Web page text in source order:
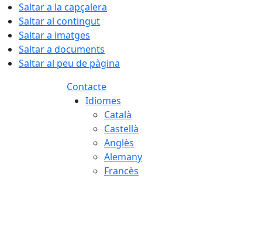
Saltar a la capçalera
Saltar al contingut
Saltar a imatges
Saltar a documents
Saltar al peu de pàgina
Contacte
Idiomes
Català
Castellà
Anglès
Alemany
Francès